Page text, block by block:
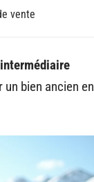
vente
un bien ancien en